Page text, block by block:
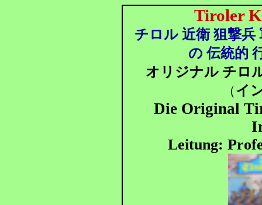
Tiroler
チロル 近衛 狙撃
の 伝統的
オリジナル チロ
（イ
Die Original
Leitung: